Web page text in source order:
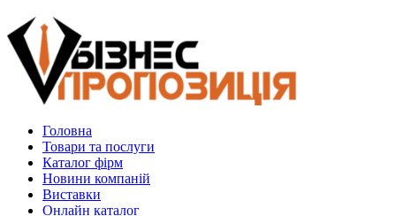
Головна
Товари та послуги
Каталог фірм
Новини компаній
Виставки
Онлайн каталог